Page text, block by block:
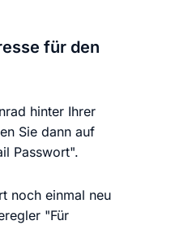
für den
hinter Ihrer
Sie dann auf
Passwort".
noch einmal neu
"Für